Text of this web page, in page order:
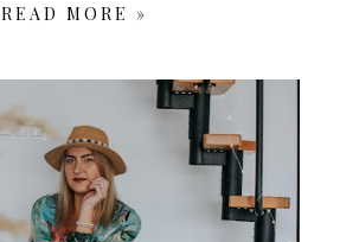
READ MORE »